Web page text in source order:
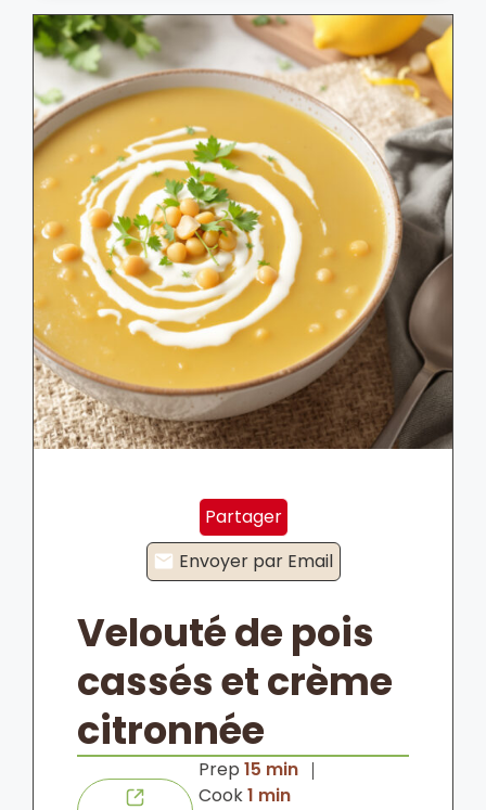
Partager
Envoyer par Email
Velouté de pois
cassés et crème
citronnée
Prep 15 minutes
min
Cook1 minute
min